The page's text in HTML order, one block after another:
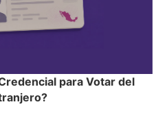
para Votar del